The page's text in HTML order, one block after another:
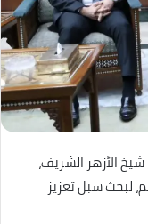
الأزهر الشريف،
لبحث سبل تعزيز